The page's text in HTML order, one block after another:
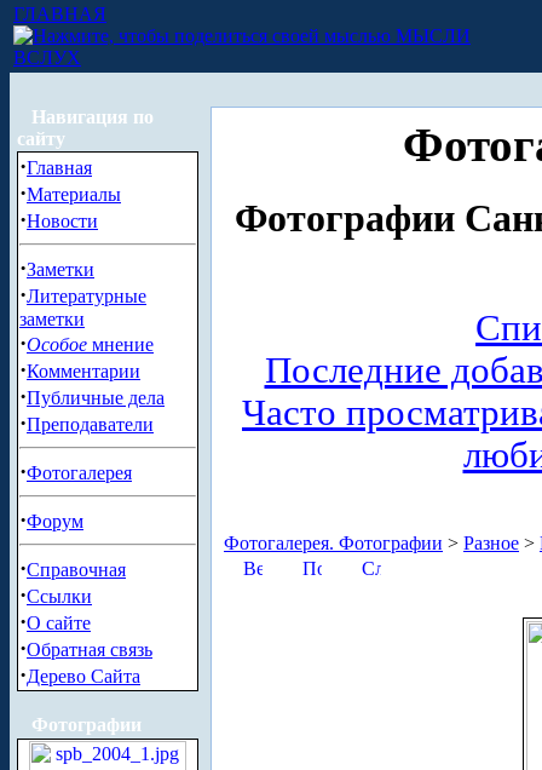
ГЛАВНАЯ
МЫСЛИ
ВСЛУХ
Навигация по
сайту
·Главная
·Материалы
·Новости
·Заметки
·Литературные
заметки
·Особое мнение
·Комментарии
·Публичные дела
·Преподаватели
·Фотогалерея
·Форум
·Справочная
·Ссылки
·О сайте
·Обратная связь
·Дерево Сайта
Фотографии
Фотографии
Последние
Часто
Фотогалерея. Фотографии > Разное >